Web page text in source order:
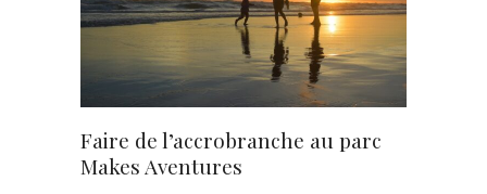
Faire de l’accrobranche au parc
Makes Aventures